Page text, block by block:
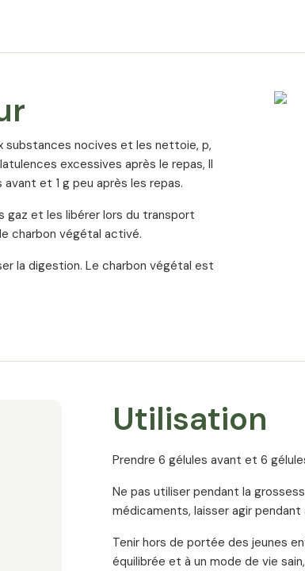
substances nocives et les nettoie, p,
excessives après le repas, Il
et 1 g peu après les repas.
gaz et les libérer lors du transport
charbon végétal activé.
la digestion. Le charbon végétal est
Utilisation
Prendre 6 gélules avant et 6
Ne pas utiliser pendant la
médicaments, laisser agir pendant
Tenir hors de portée des jeunes
équilibrée et à un mode de vie